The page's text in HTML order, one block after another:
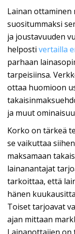
Lainan ottaminen
suositummaksi
ja joustavuuden
helposti vertailla
parhaan
tarpeisiinsa.
ottaa huomioon
ja muut
Korko on tärkeä
se vaikuttaa
maksamaan
lainanantajat
tarkoittaa, että
hänen
Toiset tarjoavat
ajan mittaan